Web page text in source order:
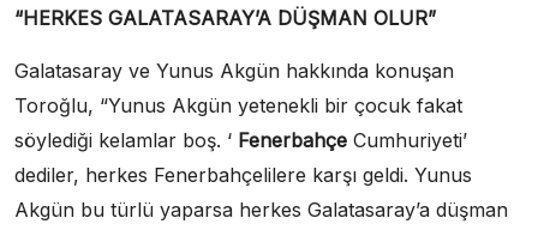
“HERKES GALATASARAY’A DÜŞMAN OLUR”
Galatasaray ve Yunus Akgün hakkında konuşan
Toroğlu, “Yunus Akgün yetenekli bir çocuk fakat
söylediği kelamlar boş. ‘ Fenerbahçe Cumhuriyeti’
dediler, herkes Fenerbahçelilere karşı geldi. Yunus
Akgün bu türlü yaparsa herkes Galatasaray’a düşman